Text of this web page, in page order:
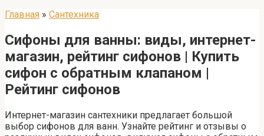
Главная » Сантехника
Сифоны для ванны: виды, интернет-
магазин, рейтинг сифонов | Купить
сифон с обратным клапаном |
Рейтинг сифонов
Интернет-магазин сантехники предлагает большой
выбор сифонов для ванн. Узнайте рейтинг и отзывы о